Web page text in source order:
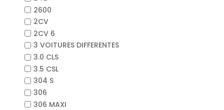
2600
2CV
2CV 6
3 VOITURES DIFFERENTES
3.0 CLS
3.5 CSL
304 S
306
306 MAXI